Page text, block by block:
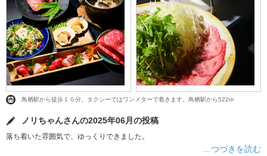
鳥栖駅から徒歩１０分。タクシーではワンメターで着きます。鳥栖駅から522m
ノリちゃんさんの2025年06月の投稿
落ち着いた雰囲気で、ゆっくりできました。
…つづきを読む